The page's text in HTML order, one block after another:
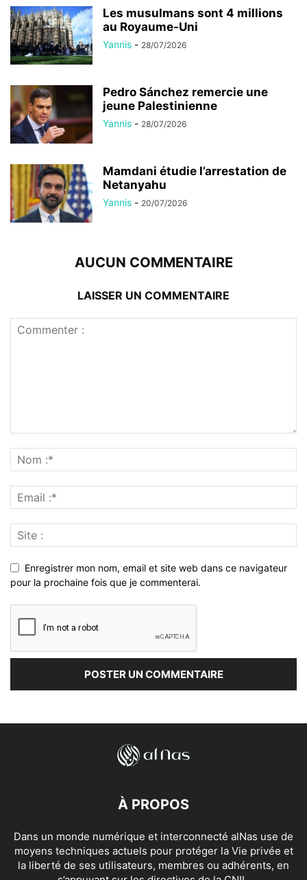
Les musulmans sont 4 millions
au Royaume-Uni
Yannis - 28/07/2026
Pedro Sánchez remercie une
jeune Palestinienne
Yannis - 28/07/2026
Mamdani étudie l’arrestation de
Netanyahu
Yannis - 20/07/2026
AUCUN COMMENTAIRE
LAISSER UN COMMENTAIRE
Enregistrer mon nom, email et site web dans ce navigateur
pour la prochaine fois que je commenterai.
À PROPOS
Dans un monde numérique et interconnecté alNas use de
moyens techniques actuels pour protéger la Vie privée et
la liberté de ses utilisateurs, membres ou adhérents, en